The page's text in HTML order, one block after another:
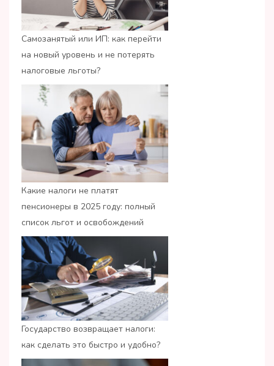
Самозанятый или ИП: как перейти
на новый уровень и не потерять
налоговые льготы?
Какие налоги не платят
пенсионеры в 2025 году: полный
список льгот и освобождений
Государство возвращает налоги:
как сделать это быстро и удобно?